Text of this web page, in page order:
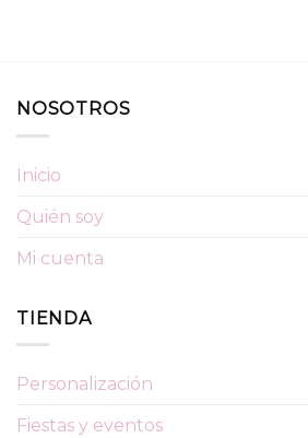
NOSOTROS
Inicio
Quién soy
Mi cuenta
TIENDA
Personalización
Fiestas y eventos